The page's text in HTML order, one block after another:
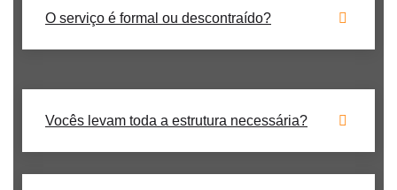
O serviço é formal ou descontraído?
Vocês levam toda a estrutura necessária?